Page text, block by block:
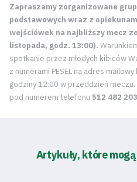
Zapraszamy zorganizowane
podstawowych wraz z
wejściówek na najbliższy mecz
listopada, godz. 13:00).
spotkanie przez młodych kibiców
z numerami PESEL na adres mailowy
godziny 12:00 w przeddzień meczu.
pod numerem telefonu 512 482 203
Artykuły, które